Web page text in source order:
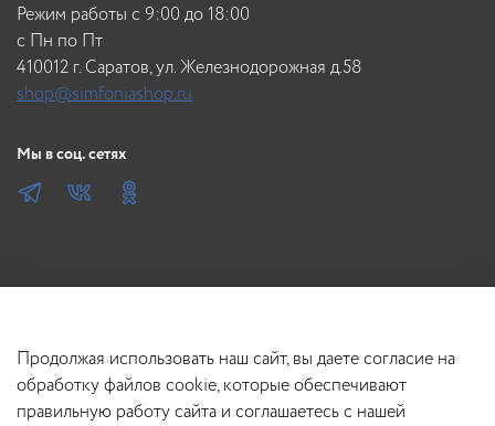
Режим работы с 9:00 до 18:00
c Пн по Пт
410012 г. Саратов, ул. Железнодорожная д.58
shop@simfoniashop.ru
Мы в соц. сетях
Продолжая использовать наш сайт, вы даете согласие на
обработку файлов cookie, которые обеспечивают
правильную работу сайта и соглашаетесь с нашей